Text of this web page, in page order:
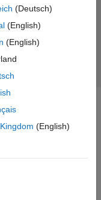
(Deutsch)
(English)
(English)
(English)